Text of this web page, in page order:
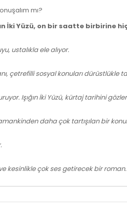
mı?
İki Yüzü, on bir saatte
ustalıkla ele alıyor.
çetrefilli sosyal konuları dürüstlükle
Işığın İki Yüzü, kürtaj tarihini
daha çok tartışılan bir
kesinlikle çok ses getirecek bir roman.